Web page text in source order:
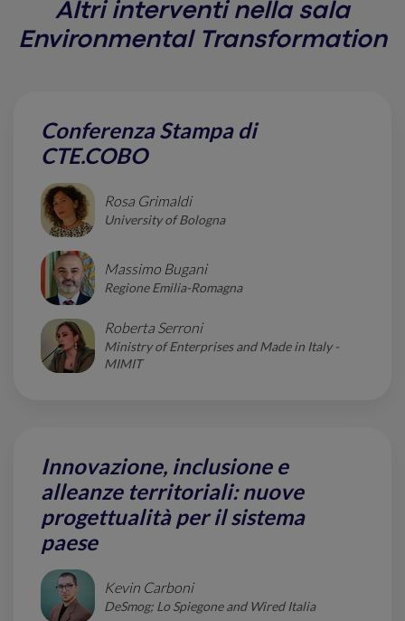
Altri interventi nella sala
Environmental Transformation
Conferenza Stampa di
CTE.COBO
Rosa Grimaldi
University of Bologna
Massimo Bugani
Regione Emilia-Romagna
Roberta Serroni
Ministry of Enterprises and Made in Italy -
MIMIT
Innovazione, inclusione e
alleanze territoriali: nuove
progettualità per il sistema
paese
Kevin Carboni
DeSmog; Lo Spiegone and Wired Italia